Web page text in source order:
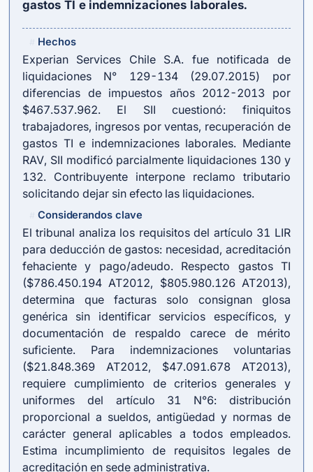
gastos TI e indemnizaciones laborales.
Hechos
Experian Services Chile S.A. fue notificada de
liquidaciones N° 129-134 (29.07.2015) por
diferencias de impuestos años 2012-2013 por
$467.537.962. El SII cuestionó: finiquitos
trabajadores, ingresos por ventas, recuperación de
gastos TI e indemnizaciones laborales. Mediante
RAV, SII modificó parcialmente liquidaciones 130 y
132. Contribuyente interpone reclamo tributario
solicitando dejar sin efecto las liquidaciones.
Considerandos clave
El tribunal analiza los requisitos del artículo 31 LIR
para deducción de gastos: necesidad, acreditación
fehaciente y pago/adeudo. Respecto gastos TI
($786.450.194 AT2012, $805.980.126 AT2013),
determina que facturas solo consignan glosa
genérica sin identificar servicios específicos, y
documentación de respaldo carece de mérito
suficiente. Para indemnizaciones voluntarias
($21.848.369 AT2012, $47.091.678 AT2013),
requiere cumplimiento de criterios generales y
uniformes del artículo 31 N°6: distribución
proporcional a sueldos, antigüedad y normas de
carácter general aplicables a todos empleados.
Estima incumplimiento de requisitos legales de
acreditación en sede administrativa.